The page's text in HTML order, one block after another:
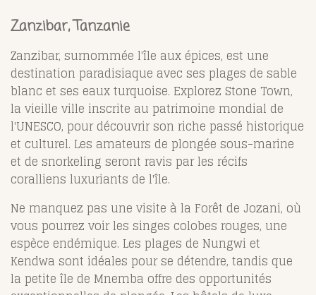
Zanzibar, Tanzanie
Zanzibar, surnommée l'île aux épices, est une
destination paradisiaque avec ses plages de sable
blanc et ses eaux turquoise. Explorez Stone Town,
la vieille ville inscrite au patrimoine mondial de
l'UNESCO, pour découvrir son riche passé historique
et culturel. Les amateurs de plongée sous-marine
et de snorkeling seront ravis par les récifs
coralliens luxuriants de l'île.
Ne manquez pas une visite à la Forêt de Jozani, où
vous pourrez voir les singes colobes rouges, une
espèce endémique. Les plages de Nungwi et
Kendwa sont idéales pour se détendre, tandis que
la petite île de Mnemba offre des opportunités